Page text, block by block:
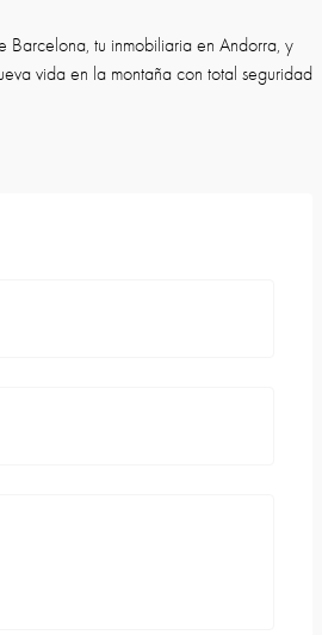
Barcelona, tu inmobiliaria en Andorra, y
vida en la montaña con total seguridad